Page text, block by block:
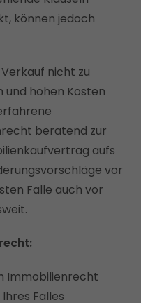
können jedoch
nicht zu
hohen Kosten
beratend zur
aufs
vor
Falle auch vor
Immobilienrecht
Falles